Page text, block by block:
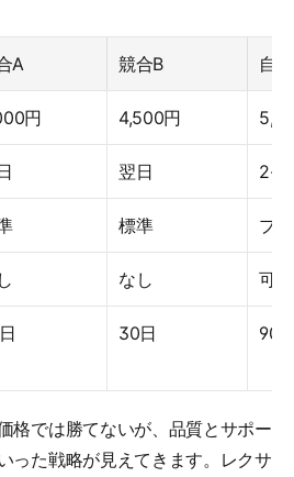
A 競合B 自
円 4,500円
翌日 2-3
標準 プ
なし 可能
30日 90
格では勝てないが、品質とサポー
った戦略が見えてきます。レクサ